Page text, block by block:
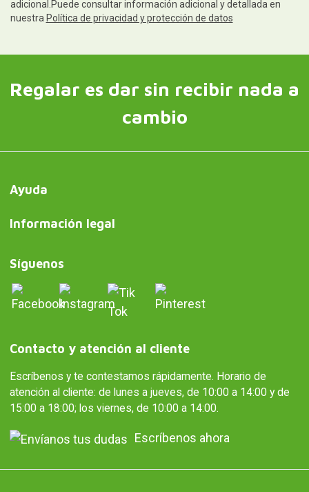
adicional.Puede consultar información adicional y detallada en
nuestra Política de privacidad y protección de datos
Regalar es dar sin recibir nada a
cambio
Ayuda
Información legal
Síguenos
Contacto y atención al cliente
Escríbenos y te contestamos rápidamente. Horario de
atención al cliente: de lunes a jueves, de 10:00 a 14:00 y de
15:00 a 18:00; los viernes, de 10:00 a 14:00.
Escríbenos ahora